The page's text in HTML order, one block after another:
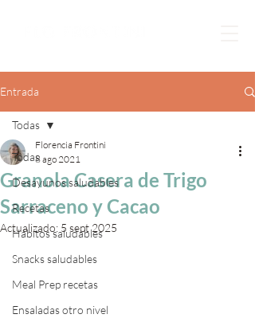
Entrada
Todas
Desayunos saludables
Recetas
Hábitos saludables
Snacks saludables
Meal Prep recetas
Ensaladas otro nivel
Todas
Granola Casera de Trigo
Sarraceno y Cacao
Florencia Frontini
8 ago 2021
Actualizado: 5 sept 2025